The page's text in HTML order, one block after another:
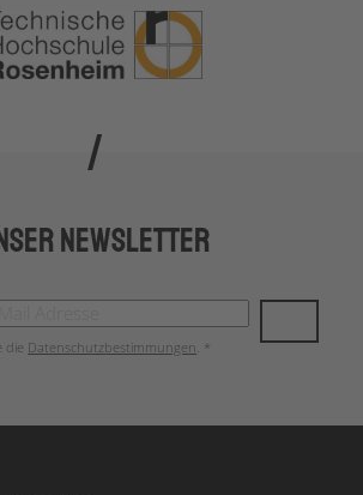
Newsletter
die Datenschutzbestimmungen. *